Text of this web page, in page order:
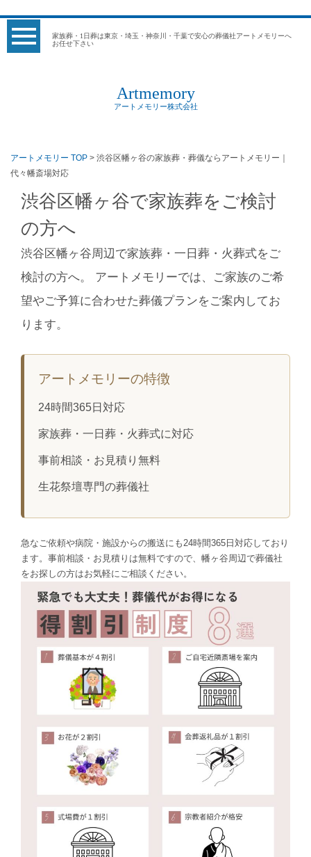
家族葬・1日葬は東京・埼玉・神奈川・千葉で安心の葬儀社アートメモリーへ
お任せ下さい
Artmemory
アートメモリー株式会社
アートメモリー TOP > 渋谷区幡ヶ谷の家族葬・葬儀ならアートメモリー｜
代々幡斎場対応
渋谷区幡ヶ谷で家族葬をご検討
の方へ
渋谷区幡ヶ谷周辺で家族葬・一日葬・火葬式をご
検討の方へ。 アートメモリーでは、ご家族のご希
望やご予算に合わせた葬儀プランをご案内してお
ります。
アートメモリーの特徴
24時間365日対応
家族葬・一日葬・火葬式に対応
事前相談・お見積り無料
生花祭壇専門の葬儀社
急なご依頼や病院・施設からの搬送にも24時間365日対応しており
ます。事前相談・お見積りは無料ですので、幡ヶ谷周辺で葬儀社
をお探しの方はお気軽にご相談ください。